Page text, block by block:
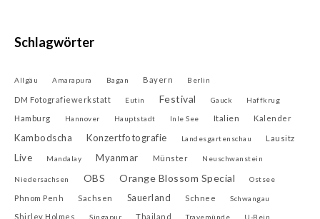
Schlagwörter
Allgäu Amarapura Bagan Bayern Berlin
DM Fotografiewerkstatt Eutin Festival Gauck Haffkrug
Hamburg Hannover Hauptstadt Inle See Italien Kalender
Kambodscha Konzertfotografie Landesgartenschau Lausitz
Live Mandalay Myanmar Münster Neuschwanstein
Niedersachsen OBS Orange Blossom Special Ostsee
Phnom Penh Sachsen Sauerland Schnee Schwangau
Shirley Holmes Singapur Thailand Travemünde U-Bein